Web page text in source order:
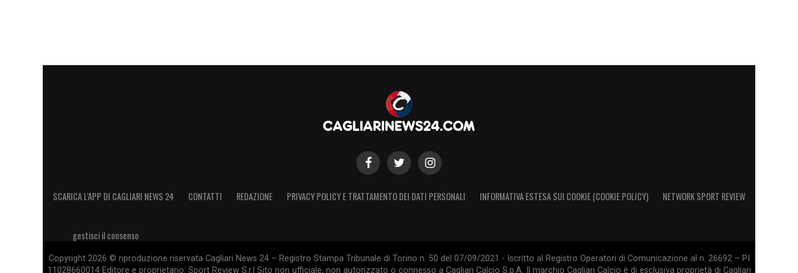
SCARICA L’APP DI CAGLIARI NEWS 24 CONTATTI REDAZIONE PRIVACY POLICY E TRATTAMENTO DEI DATI PERSONALI INFORMATIVA ESTESA SUI COOKIE (COOKIE POLICY) NETWORK SPORT REVIEW
gestisci il consenso
Copyright 2026 © riproduzione riservata Cagliari News 24 – Registro Stampa Tribunale di Torino n. 50 del 07/09/2021 - Iscritto al Registro Operatori di Comunicazione al n. 26692 – PI
11028660014 Editore e proprietario: Sport Review S.r.l Sito non ufficiale, non autorizzato o connesso a Cagliari Calcio S.p.A. Il marchio Cagliari Calcio è di esclusiva proprietà di Cagliari